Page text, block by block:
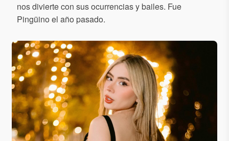
nos divierte con sus ocurrencias y bailes. Fue
Pingüino el año pasado.